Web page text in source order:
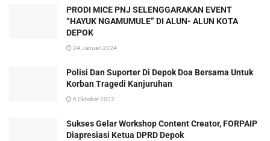
PRODI MICE PNJ SELENGGARAKAN EVENT
“HAYUK NGAMUMULE” DI ALUN- ALUN KOTA
DEPOK
24 Januari 2024
Polisi Dan Suporter Di Depok Doa Bersama Untuk
Korban Tragedi Kanjuruhan
6 Oktober 2022
Sukses Gelar Workshop Content Creator, FORPAIP
Diapresiasi Ketua DPRD Depok